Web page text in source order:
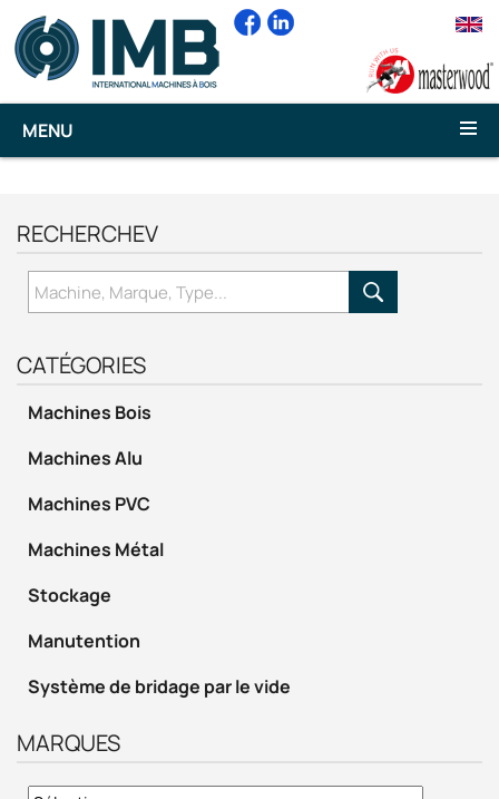
ttuu
MENU
RECHERCHEV
CATÉGORIES
Machines Bois
Machines Alu
Machines PVC
Machines Métal
Stockage
Manutention
Système de bridage par le vide
MARQUES